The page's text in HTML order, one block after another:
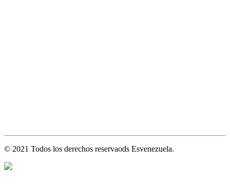
© 2021 Todos los derechos reservaods Esvenezuela.